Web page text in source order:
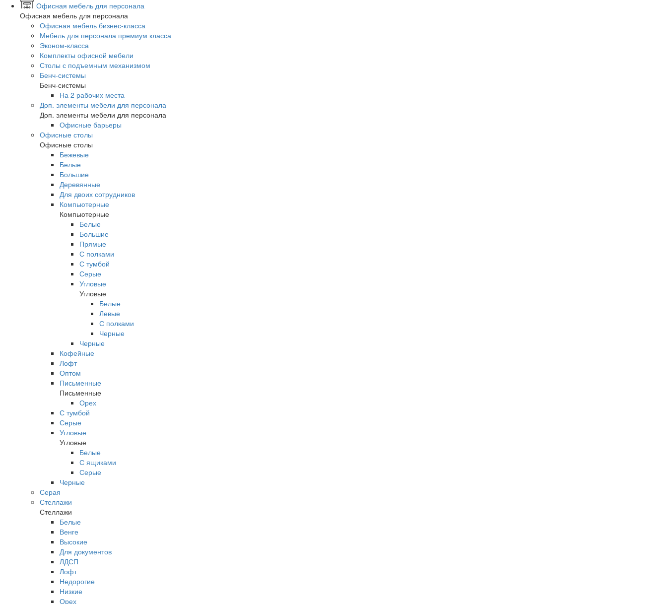
Офисная мебель для персонала
Офисная мебель для персонала
Офисная мебель бизнес-класса
Мебель для персонала премиум класса
Эконом-класса
Комплекты офисной мебели
Столы с подъемным механизмом
Бенч-системы
Бенч-системы
На 2 рабочих места
Доп. элементы мебели для персонала
Доп. элементы мебели для персонала
Офисные барьеры
Офисные столы
Офисные столы
Бежевые
Белые
Большие
Деревянные
Для двоих сотрудников
Компьютерные
Компьютерные
Белые
Большие
Прямые
С полками
С тумбой
Серые
Угловые
Угловые
Белые
Левые
С полками
Черные
Черные
Кофейные
Лофт
Оптом
Письменные
Письменные
Орех
С тумбой
Серые
Угловые
Угловые
Белые
С ящиками
Серые
Черные
Серая
Стеллажи
Стеллажи
Белые
Венге
Высокие
Для документов
ЛДСП
Лофт
Недорогие
Низкие
Орех